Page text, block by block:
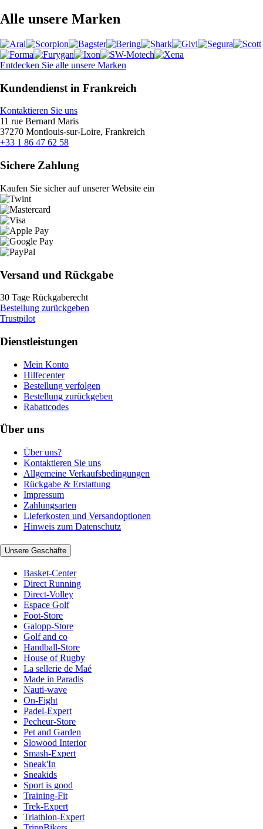
Alle unsere Marken
Entdecken Sie alle unsere Marken
Kundendienst in Frankreich
Kontaktieren Sie uns
11 rue Bernard Maris
37270 Montlouis-sur-Loire, Frankreich
+33 1 86 47 62 58
Sichere Zahlung
Kaufen Sie sicher auf unserer Website ein
Versand und Rückgabe
30 Tage Rückgaberecht
Bestellung zurückgeben
Trustpilot
Dienstleistungen
Mein Konto
Hilfecenter
Bestellung verfolgen
Bestellung zurückgeben
Rabattcodes
Über uns
Über uns?
Kontaktieren Sie uns
Allgemeine Verkaufsbedingungen
Rückgabe & Erstattung
Impressum
Zahlungsarten
Lieferkosten und Versandoptionen
Hinweis zum Datenschutz
Unsere Geschäfte
Basket-Center
Direct Running
Direct-Volley
Espace Golf
Foot-Store
Galopp-Store
Golf and co
Handball-Store
House of Rugby
La sellerie de Maé
Made in Paradis
Nauti-wave
On-Fight
Padel-Expert
Pecheur-Store
Pet and Garden
Slowood Interior
Smash-Expert
Sneak'In
Sneakids
Sport is good
Training-Fit
Trek-Expert
Triathlon-Expert